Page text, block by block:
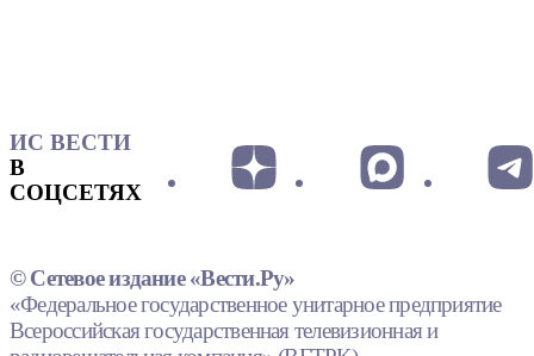
ИС ВЕСТИ
В
СОЦСЕТЯХ
© Сетевое издание «Вести.Ру»
«Федеральное государственное унитарное предприятие
Всероссийская государственная телевизионная и